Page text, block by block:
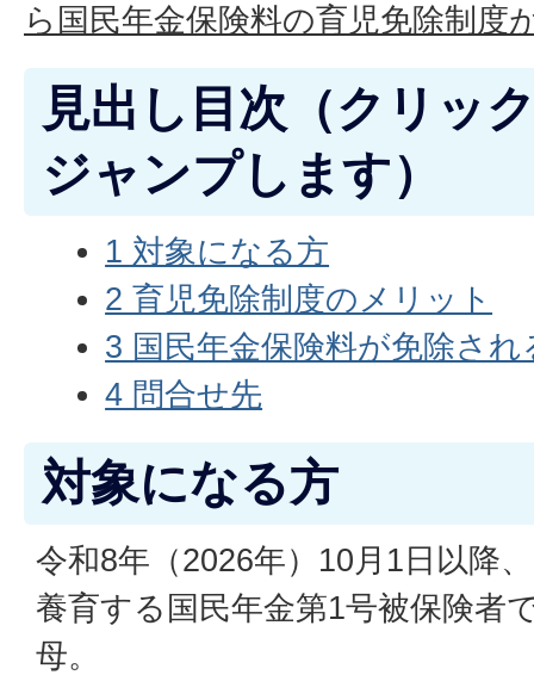
ら国民年金保険料の育児免除制度
見出し目次（クリッ
ジャンプします）
1 対象になる方
2 育児免除制度のメリット
3 国民年金保険料が免除され
4 問合せ先
対象になる方
令和8年（2026年）10月1日以降
養育する国民年金第1号被保険者
母。